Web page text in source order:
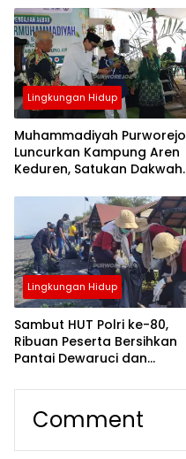
hidup
sedunia
Ekosistem Perairan
Lingkungan Hidup
Muhammadiyah Purworejo
Luncurkan Kampung Aren
Keduren, Satukan Dakwah,
Umat
Lingkungan Hidup
Sambut HUT Polri ke-80,
Ribuan Peserta Bersihkan
Pantai Dewaruci dan
Pesisir
Comment